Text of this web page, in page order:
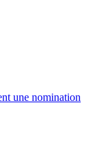
une nomination